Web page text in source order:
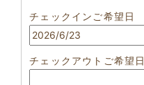
チェックインご希望日
チェックアウトご希望日